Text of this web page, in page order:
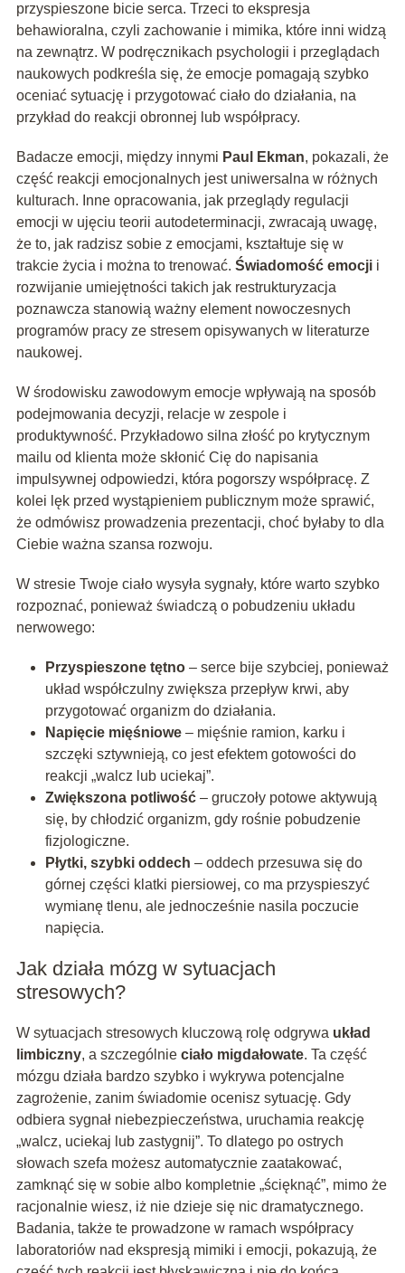
przyspieszone bicie serca. Trzeci to ekspresja
behawioralna, czyli zachowanie i mimika, które inni widzą
na zewnątrz. W podręcznikach psychologii i przeglądach
naukowych podkreśla się, że emocje pomagają szybko
oceniać sytuację i przygotować ciało do działania, na
przykład do reakcji obronnej lub współpracy.
Badacze emocji, między innymi Paul Ekman, pokazali, że
część reakcji emocjonalnych jest uniwersalna w różnych
kulturach. Inne opracowania, jak przeglądy regulacji
emocji w ujęciu teorii autodeterminacji, zwracają uwagę,
że to, jak radzisz sobie z emocjami, kształtuje się w
trakcie życia i można to trenować. Świadomość emocjii
rozwijanie umiejętności takich jak restrukturyzacja
poznawcza stanowią ważny element nowoczesnych
programów pracy ze stresem opisywanych w literaturze
naukowej.
W środowisku zawodowym emocje wpływają na sposób
podejmowania decyzji, relacje w zespole i
produktywność. Przykładowo silna złość po krytycznym
mailu od klienta może skłonić Cię do napisania
impulsywnej odpowiedzi, która pogorszy współpracę. Z
kolei lęk przed wystąpieniem publicznym może sprawić,
że odmówisz prowadzenia prezentacji, choć byłaby to dla
Ciebie ważna szansa rozwoju.
W stresie Twoje ciało wysyła sygnały, które warto szybko
rozpoznać, ponieważ świadczą o pobudzeniu układu
nerwowego:
Przyspieszone tętno– serce bije szybciej, ponieważ
układ współczulny zwiększa przepływ krwi, aby
przygotować organizm do działania.
Napięcie mięśniowe– mięśnie ramion, karku i
szczęki sztywnieją, co jest efektem gotowości do
reakcji „walcz lub uciekaj”.
Zwiększona potliwość– gruczoły potowe aktywują
się, by chłodzić organizm, gdy rośnie pobudzenie
fizjologiczne.
Płytki, szybki oddech – oddech przesuwa się do
górnej części klatki piersiowej, co ma przyspieszyć
wymianę tlenu, ale jednocześnie nasila poczucie
napięcia.
Jak działa mózg w sytuacjach
stresowych?
W sytuacjach stresowych kluczową rolę odgrywa układ
limbiczny, a szczególnie ciało migdałowate. Ta część
mózgu działa bardzo szybko i wykrywa potencjalne
zagrożenie, zanim świadomie ocenisz sytuację. Gdy
odbiera sygnał niebezpieczeństwa, uruchamia reakcję
„walcz, uciekaj lub zastygnij”. To dlatego po ostrych
słowach szefa możesz automatycznie zaatakować,
zamknąć się w sobie albo kompletnie „ścięknąć”, mimo że
racjonalnie wiesz, iż nie dzieje się nic dramatycznego.
Badania, także te prowadzone w ramach współpracy
laboratoriów nad ekspresją mimiki i emocji, pokazują, że